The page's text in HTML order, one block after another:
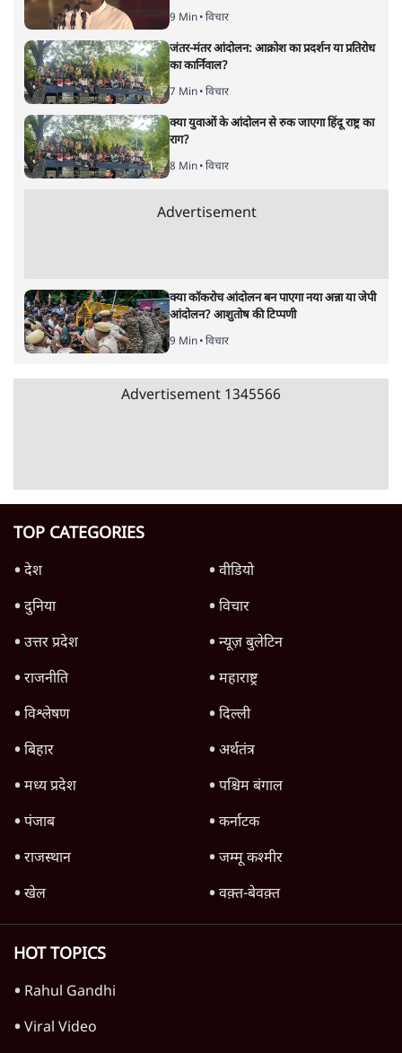
9 Min• विचार
जंतर-मंतर आंदोलन: आक्रोश का प्रदर्शन या प्रतिरोध
का कार्निवाल?
7 Min• विचार
क्या युवाओं के आंदोलन से रुक जाएगा हिंदू राष्ट्र का
राग?
8 Min• विचार
Advertisement
क्या कॉकरोच आंदोलन बन पाएगा नया अन्ना या जेपी
आंदोलन? आशुतोष की टिप्पणी
9 Min• विचार
Advertisement 1345566
TOP CATEGORIES
देश
वीडियो
दुनिया
विचार
उत्तर प्रदेश
न्यूज़ बुलेटिन
राजनीति
महाराष्ट्र
विश्लेषण
दिल्ली
बिहार
अर्थतंत्र
मध्य प्रदेश
पश्चिम बंगाल
पंजाब
कर्नाटक
राजस्थान
जम्मू कश्मीर
खेल
वक़्त-बेवक़्त
HOT TOPICS
Rahul Gandhi
Viral Video